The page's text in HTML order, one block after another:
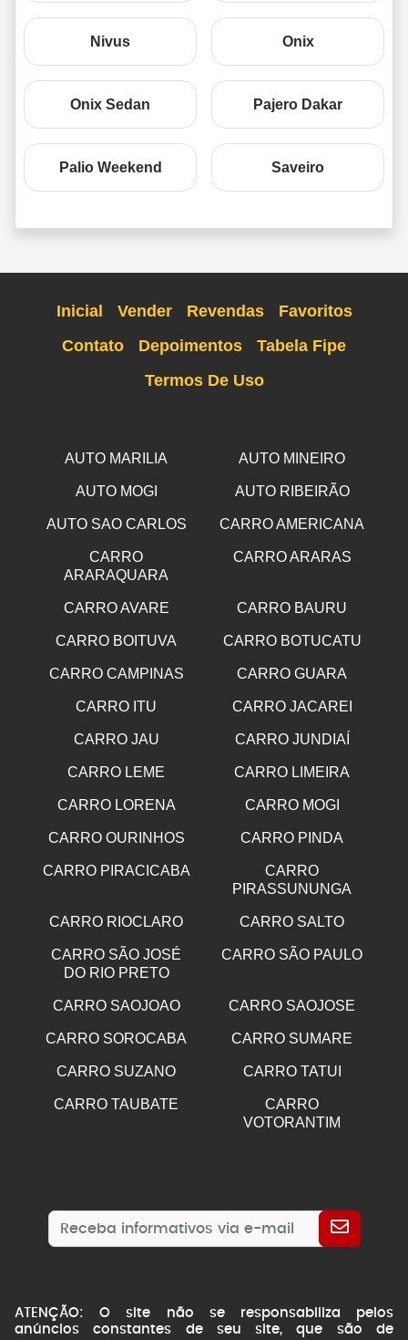
Nivus Onix
Onix Sedan Pajero Dakar
Palio Weekend Saveiro
Inicial Vender Revendas
Favoritos
Contato
Depoimentos
Tabela Fipe
Termos De Uso
AUTO MARILIA AUTO MINEIRO
AUTO MOGI AUTO RIBEIRÃO
AUTO SAO CARLOS CARRO AMERICANA
CARRO
ARARAQUARA
CARRO ARARAS
CARRO AVARE CARRO BAURU
CARRO BOITUVA CARRO BOTUCATU
CARRO CAMPINAS CARRO GUARA
CARRO ITU CARRO JACAREI
CARRO JAU CARRO JUNDIAÍ
CARRO LEME CARRO LIMEIRA
CARRO LORENA CARRO MOGI
CARRO OURINHOS CARRO PINDA
CARRO PIRACICABA
CARRO
PIRASSUNUNGA
CARRO RIOCLARO CARRO SALTO
CARRO SÃO JOSÉ
DO RIO PRETO
CARRO SÃO PAULO
CARRO SAOJOAO CARRO SAOJOSE
CARRO SOROCABA CARRO SUMARE
CARRO SUZANO CARRO TATUI
CARRO TAUBATE
CARRO
VOTORANTIM
ATENÇÃO: O site não se responsabiliza pelos
anúncios constantes de seu site, que são de